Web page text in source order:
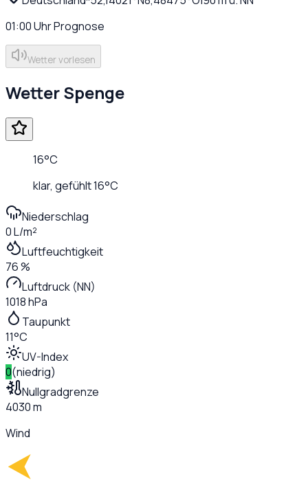
01:00UhrPrognose
Wetter vorlesen
WetterSpenge
16°C
klar, gefühlt16°C
Niederschlag
0 L/m²
Luftfeuchtigkeit
76 %
Luftdruck (NN)
1018 hPa
Taupunkt
11°C
UV-Index
0(niedrig)
Nullgradgrenze
4030 m
Wind